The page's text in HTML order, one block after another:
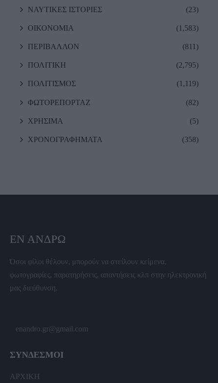
ΝΑΥΤΙΚΕΣ ΙΣΤΟΡΙΕΣ (23)
ΟΙΚΟΝΟΜΙΑ (1,583)
ΠΕΡΙΒΑΛΛΟΝ (811)
ΠΟΛΙΤΙΚΗ (2,795)
ΠΟΛΙΤΙΣΜΟΣ (1,119)
ΦΩΤΟΡΕΠΟΡΤΑΖ (82)
ΧΡΗΣΙΜΑ (5)
ΧΡΟΝΟΓΡΑΦΗΜΑΤΑ (358)
ΕΝ ΆΝΔΡΩ
Όσοι φίλοι θέλουν, μπορούν να στείλουν κείμενα,
φωτογραφίες, παρατηρήσεις, απαντήσεις κλπ στην ηλεκτρονική
μας διεύθυνση.
enandro.gr@gmail.com
ΣΥΝΔΕΣΜΟΙ
ΑΡΧΙΚΗ